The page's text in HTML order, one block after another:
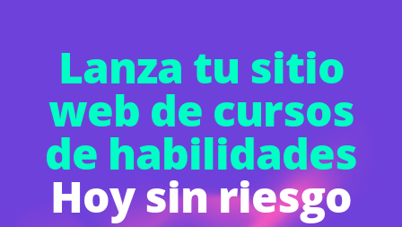
Lanza tu sitio
web de cursos
de habilidades
Hoy sin riesgo